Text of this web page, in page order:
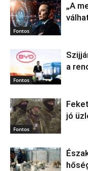
Fontos
„A
Fontos
a
Fontos
jó